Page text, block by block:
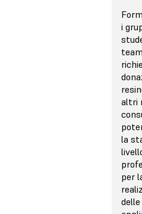
i
altri
la
per
delle